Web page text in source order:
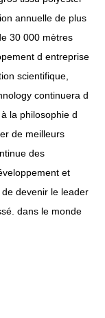
annuelle de plus
30 000 mètres
d entreprise
scientifique,
continuera d
la philosophie d
de meilleurs
des
et
devenir le leader
dans le monde